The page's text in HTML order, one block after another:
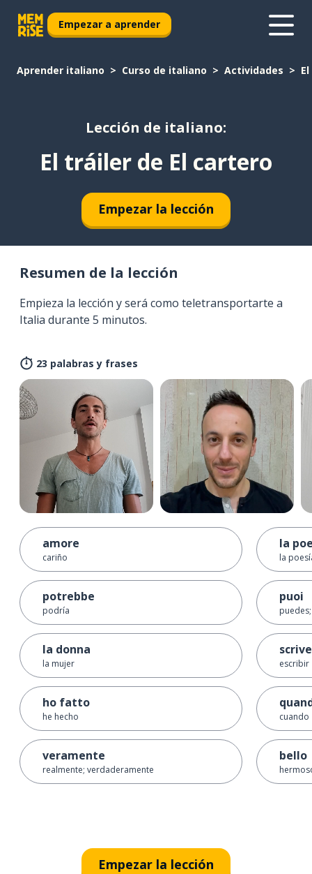
Empezar a aprender
Aprender italiano Curso de italiano Actividades
Lección de italiano:
El tráiler de El cartero
Empezar la lección
Resumen de la lección
Empieza la lección y será como teletransportarte a
Italia durante 5 minutos.
23 palabras y frases
amore
cariño
potrebbe
podría
la donna
la mujer
ho fatto
he hecho
veramente
realmente; verdaderamente
la
la
puoi
escribir
cuando
bello
Empezar la lección